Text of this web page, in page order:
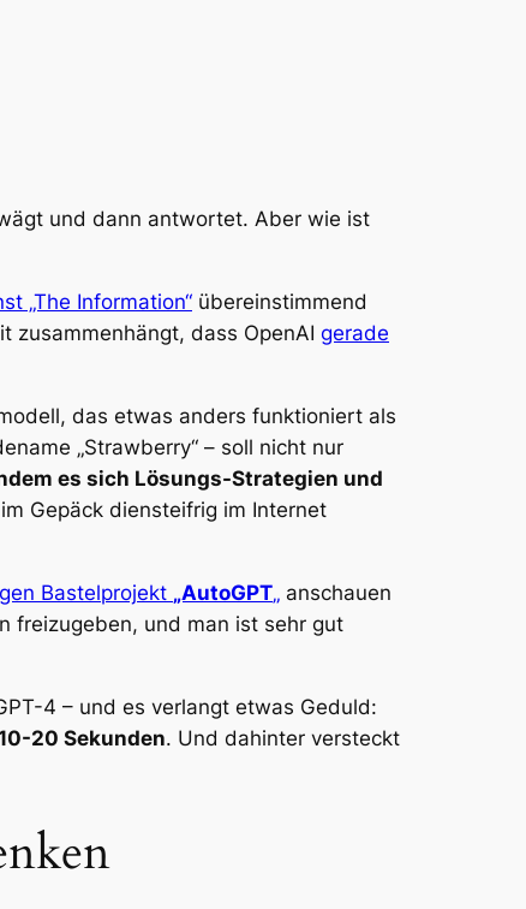
und dann antwortet. Aber wie ist
„The Information“ übereinstimmend
zusammenhängt, dass OpenAI gerade
das etwas anders funktioniert als
„Strawberry“ – soll nicht nur
es sich Lösungs-Strategien und
Gepäck diensteifrig im Internet
Bastelprojekt „AutoGPT„ anschauen
freizugeben, und man ist sehr gut
4 – und es verlangt etwas Geduld:
20 Sekunden. Und dahinter versteckt